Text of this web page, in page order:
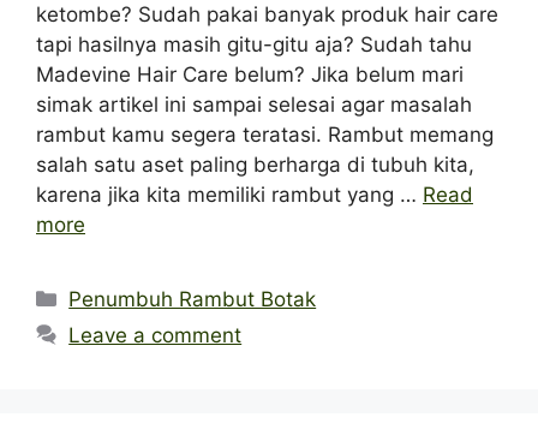
ketombe? Sudah pakai banyak produk hair care
tapi hasilnya masih gitu-gitu aja? Sudah tahu
Madevine Hair Care belum? Jika belum mari
simak artikel ini sampai selesai agar masalah
rambut kamu segera teratasi. Rambut memang
salah satu aset paling berharga di tubuh kita,
karena jika kita memiliki rambut yang … Read
more
Categories
Penumbuh Rambut Botak
Leave a comment